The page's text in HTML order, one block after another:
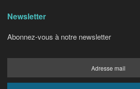
Newsletter
Abonnez-vous à notre newsletter